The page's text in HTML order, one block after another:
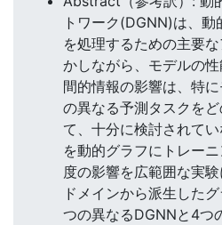
トワーク(DGNN)は、
を処理するための主要
かしながら、モデルの
間的情報の影響は、特
の異なる予測タスクを
て、十分に検討されて
を動的グラフにトレー
度の影響を広範囲な実
ドメインから派生した
つの異なるDGNNと4つ